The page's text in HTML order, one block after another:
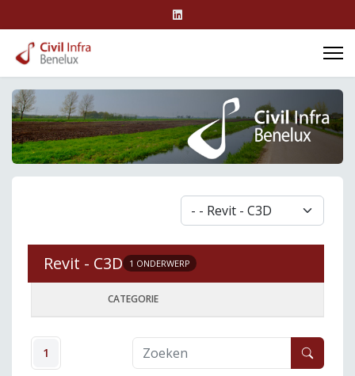
Revit - C3D 1 ONDERWERP
CATEGORIE
1